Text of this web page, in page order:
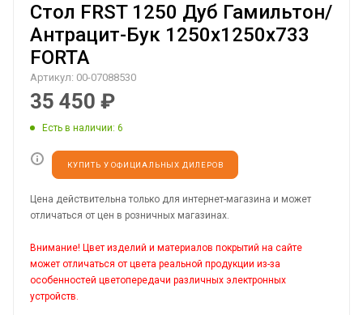
Стол FRST 1250 Дуб Гамильтон/
Антрацит-Бук 1250х1250х733
FORTA
Артикул: 00-07088530
35 450 ₽
Есть в наличии: 6
КУПИТЬ У ОФИЦИАЛЬНЫХ ДИЛЕРОВ
Цена действительна только для интернет-магазина и может
отличаться от цен в розничных магазинах.
Внимание! Цвет изделий и материалов покрытий на сайте
может отличаться от цвета реальной продукции из-за
особенностей цветопередачи различных электронных
устройств.